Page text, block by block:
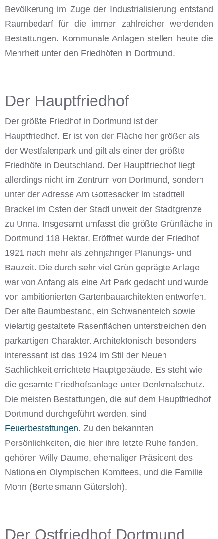
Bevölkerung im Zuge der Industrialisierung entstand
Raumbedarf für die immer zahlreicher werdenden
Bestattungen. Kommunale Anlagen stellen heute die
Mehrheit unter den Friedhöfen in Dortmund.
Der Hauptfriedhof
Der größte Friedhof in Dortmund ist der
Hauptfriedhof. Er ist von der Fläche her größer als
der Westfalenpark und gilt als einer der größte
Friedhöfe in Deutschland. Der Hauptfriedhof liegt
allerdings nicht im Zentrum von Dortmund, sondern
unter der Adresse Am Gottesacker im Stadtteil
Brackel im Osten der Stadt unweit der Stadtgrenze
zu Unna. Insgesamt umfasst die größte Grünfläche in
Dortmund 118 Hektar. Eröffnet wurde der Friedhof
1921 nach mehr als zehnjähriger Planungs- und
Bauzeit. Die durch sehr viel Grün geprägte Anlage
war von Anfang als eine Art Park gedacht und wurde
von ambitionierten Gartenbauarchitekten entworfen.
Der alte Baumbestand, ein Schwanenteich sowie
vielartig gestaltete Rasenflächen unterstreichen den
parkartigen Charakter. Architektonisch besonders
interessant ist das 1924 im Stil der Neuen
Sachlichkeit errichtete Hauptgebäude. Es steht wie
die gesamte Friedhofsanlage unter Denkmalschutz.
Die meisten Bestattungen, die auf dem Hauptfriedhof
Dortmund durchgeführt werden, sind
Feuerbestattungen. Zu den bekannten
Persönlichkeiten, die hier ihre letzte Ruhe fanden,
gehören Willy Daume, ehemaliger Präsident des
Nationalen Olympischen Komitees, und die Familie
Mohn (Bertelsmann Gütersloh).
Der Ostfriedhof Dortmund